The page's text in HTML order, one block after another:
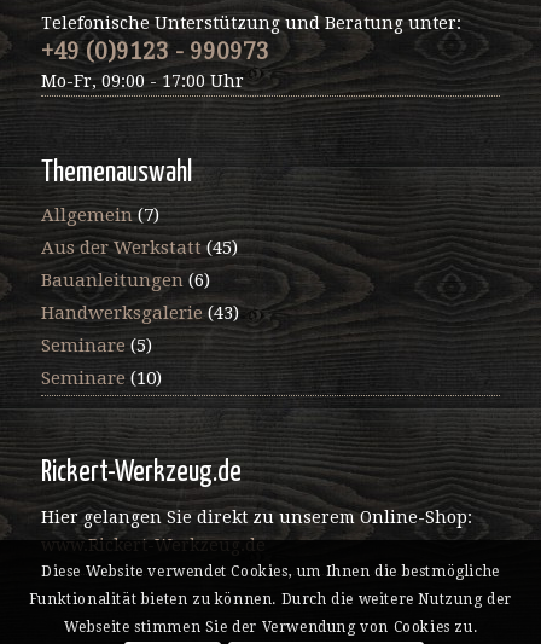
Telefonische Unterstützung und Beratung unter:
+49 (0)9123 - 990973
Mo-Fr, 09:00 - 17:00 Uhr
Themenauswahl
Allgemein(7)
Aus der Werkstatt(45)
Bauanleitungen(6)
Handwerksgalerie(43)
Seminare (5)
Seminare(10)
Rickert-Werkzeug.de
Hier gelangen Sie direkt zu unserem Online-Shop:
www.Rickert-Werkzeug.de
Diese Website verwendet Cookies, um Ihnen die bestmögliche
Funktionalität bieten zu können. Durch die weitere Nutzung der
Webseite stimmen Sie der Verwendung von Cookies zu.